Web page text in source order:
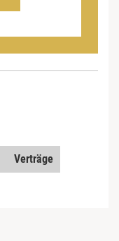
Verträge